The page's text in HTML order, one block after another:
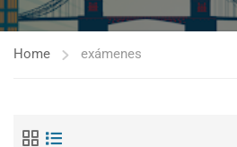
Home exámenes